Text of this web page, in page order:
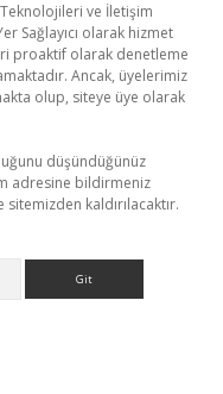
Teknolojileri ve İletişim
Sağlayıcı olarak hizmet
proaktif olarak denetleme
Ancak, üyelerimiz
olup, siteye üye olarak
düşündüğünüz
adresine bildirmeniz
kaldırılacaktır.